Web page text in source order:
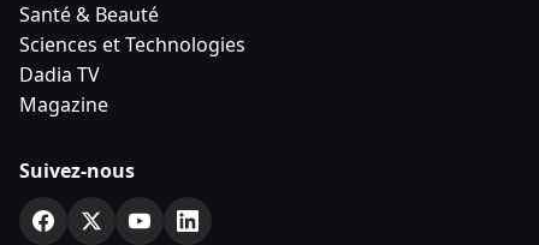
Santé & Beauté
Sciences et Technologies
Dadia TV
Magazine
Suivez-nous